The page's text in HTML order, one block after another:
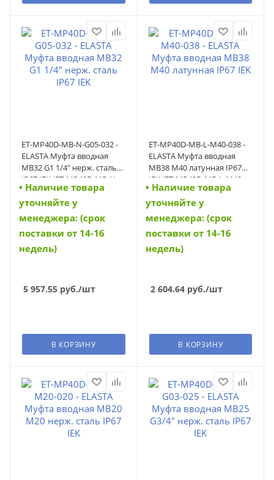
ET-MP40D-MB-N-G05-032 -
ELASTA Муфта вводная
MB32 G1 1/4" нерж. сталь
IP67 IEK (ET-MP40D-MB-N-
G05-032)
• Наличие товара
уточняйте у
менеджера: (срок
поставки от 14-16
недель)
5 957.55 руб./шт
В КОРЗИНУ
ET-MP40D-MB-L-M40-038 -
ELASTA Муфта вводная
MB38 М40 латунная IP67
IEK (ET-MP40D-MB-L-M40-
038)
• Наличие товара
уточняйте у
менеджера: (срок
поставки от 14-16
недель)
2 604.64руб./шт
В КОРЗИНУ